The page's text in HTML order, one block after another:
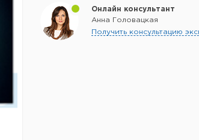
Онлайн консультант
Анна Головацкая
Получить консультацию